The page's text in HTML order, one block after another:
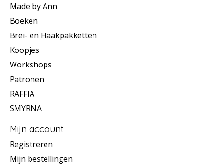
Made by Ann
Boeken
Brei- en Haakpakketten
Koopjes
Workshops
Patronen
RAFFIA
SMYRNA
Mijn account
Registreren
Mijn bestellingen